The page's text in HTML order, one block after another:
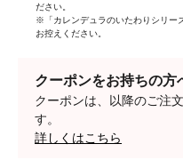
ださい。
※「カレンデュラのいたわりシリー
お控えください。
クーポンをお持ちの方
クーポンは、以降のご注
す。
詳しくはこちら